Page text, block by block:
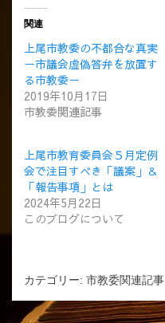
関連
上尾市教委の不都合な真実
ー市議会虚偽答弁を放置す
る市教委ー
2019年10月17日
市教委関連記事
上尾市教育委員会５月定例
会で注目すべき「議案」＆
「報告事項」とは
2024年5月22日
このブログについて
カテゴリー: 市教委関連記事